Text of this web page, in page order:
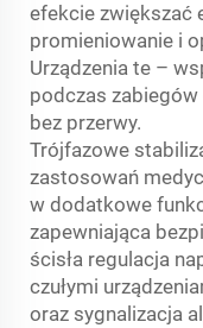
efekcie zwiększać
promieniowanie i
Urządzenia te –
podczas
bez przerwy.
Trójfazowe
zastosowań
w dodatkowe
zapewniająca
ścisła regulacja
czułymi
oraz sygnalizacja